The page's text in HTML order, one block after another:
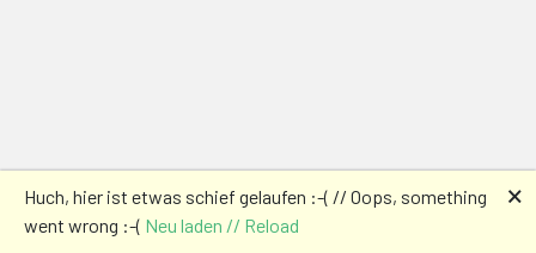
Huch, hier ist etwas schief gelaufen :-( // Oops, something
went wrong :-( Neu laden // Reload
🗙